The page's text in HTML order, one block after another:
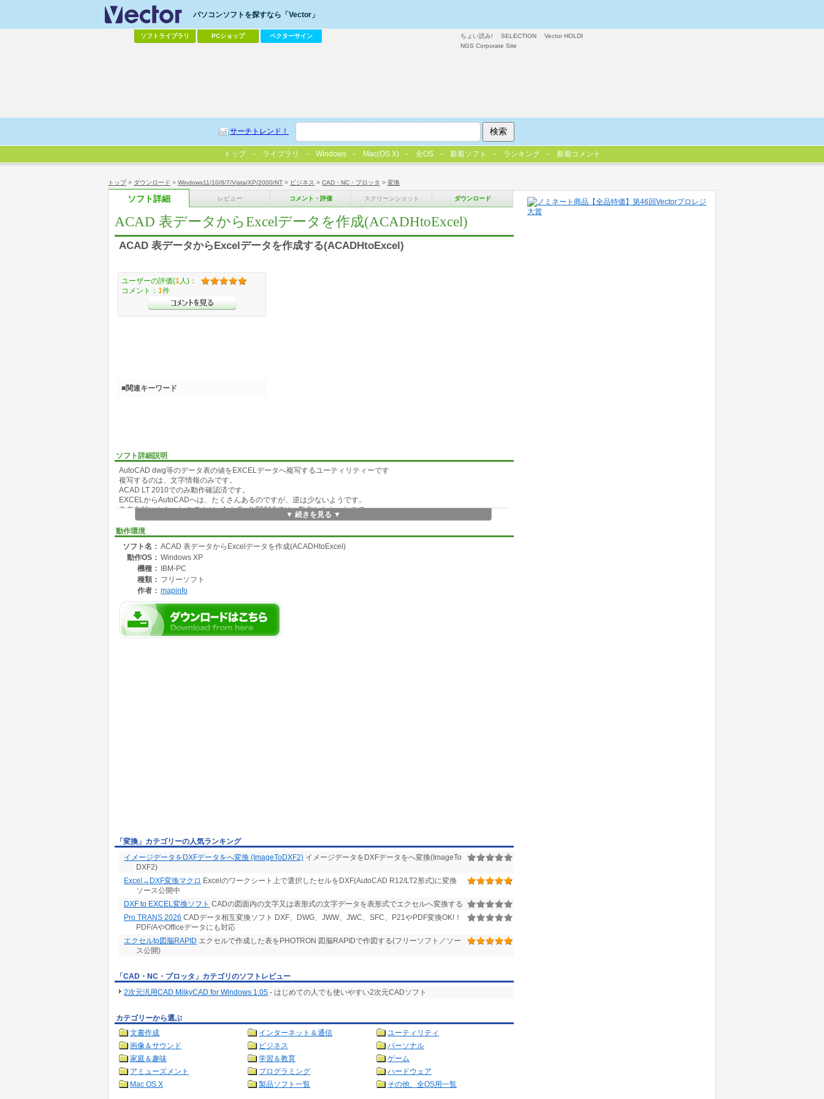
トップ> ダウンロード > Windows11/10/8/7/Vista/XP/2000/NT > ビジネス > CAD・NC・プロッタ > 変換
ソフト詳細 レビュー コメント・評価 スクリーンショット ダウンロード
ACAD 表データからExcelデータを作成(ACADHtoExcel)
ACAD 表データからExcelデータを作成する(ACADHtoExcel)
ソフト詳細説明
AutoCAD dwg等のデータ表の値をEXCELデータへ複写するユーティリティーです
複写するのは、文字情報のみです。
ACAD LT 2010でのみ動作確認済です。
EXCELからAutoCADへは、たくさんあるのですが、逆は少ないようです。
参考文献にもあったのですが、AutoCadLT2010では、動作しなかったので、
作成しました。
AutoCADの表は、線分(LINE)と注記(TEXT,MTEXT)のみで作成されたものに
限ります。
▼ 続きを見る ▼
動作環境
ソフト名： ACAD 表データからExcelデータを作成(ACADHtoExcel)
動作OS： Windows XP
機種：
IBM-PC
種類： フリーソフト
作者： mapinfo
ユーザーの評価(1 人)：
コメント： 1件
■関連キーワード
「変換」カテゴリーの人気ランキング
イメージデータをDXFデータをへ変換 (ImageToDXF2) イメージデータをDXFデータをへ変換(ImageTo
DXF2)
Excel→DXF変換マクロ Excelのワークシート上で選択したセルをDXF(AutoCAD R12/LT2形式)に変換
ソース公開中
DXF to EXCEL変換ソフト CADの図面内の文字又は表形式の文字データを表形式でエクセルへ変換する
Pro TRANS 2026 CADデータ相互変換ソフト DXF、DWG、JWW、JWC、SFC、P21やPDF変換OK!！
PDF/AやOfficeデータにも対応
エクセルto図脳RAPID エクセルで作成した表をPHOTRON 図脳RAPIDで作図する(フリーソフト／ソー
ス公開)
「CAD・NC・プロッタ」カテゴリのソフトレビュー
2次元汎用CAD MilkyCAD for Windows 1.05 - はじめての人でも使いやすい2次元CADソフト
カテゴリーから選ぶ
文書作成
インターネット＆通信
ユーティリティ
画像＆サウンド
ビジネス
パーソナル
家庭＆趣味
学習＆教育
ゲーム
アミューズメント
プログラミング
ハードウェア
Mac OS X
製品ソフト一覧 その他、全OS用一覧
ちょい読み! SELECTION
Vector HOLDI
NGS Corporate Site
パソコンソフトを探すなら「Vector」
ソフトライブラリ PCショップ ベクターサイン
サーチトレンド！
トップ ライブラリ Windows Mac(OS X) 全OS 新着ソフト ランキング 新着コメント